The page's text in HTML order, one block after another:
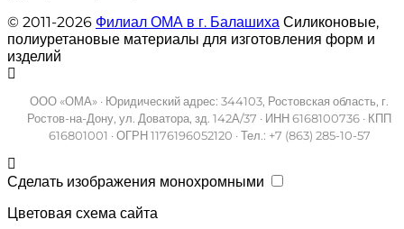
© 2011-2026 Филиал ОМА в г. Балашиха Силиконовые,
полиуретановые материалы для изготовления форм и
изделий
ООО «ОМА» · Юридический адрес: 344103, Ростовская область, г.
Ростов-на-Дону, ул. Доватора, зд. 142А/37 · ИНН 6168100736 · КПП
616801001 · ОГРН 1176196052120 · Тел.: +7 (863) 285-10-57
Сделать изображения монохромными
Цветовая схема сайта